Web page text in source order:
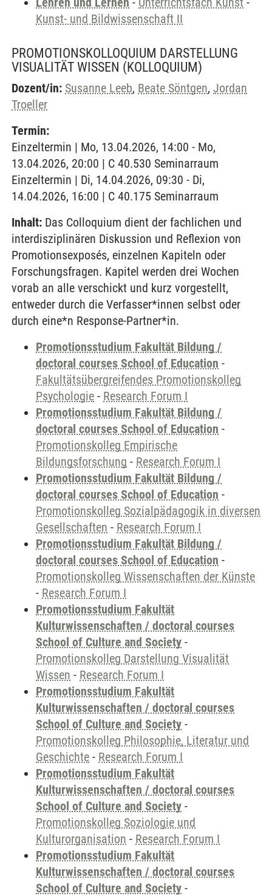
Kunst- und Bildwissenschaft II
PROMOTIONSKOLLOQUIUM DARSTELLUNG
VISUALITÄT WISSEN (KOLLOQUIUM)
Dozent/in: Susanne Leeb, Beate Söntgen, Jordan
Troeller
Termin:
Einzeltermin | Mo, 13.04.2026, 14:00 - Mo,
13.04.2026, 20:00 | C 40.530 Seminarraum
Einzeltermin | Di, 14.04.2026, 09:30 - Di,
14.04.2026, 16:00 | C 40.175 Seminarraum
Inhalt: Das Colloquium dient der fachlichen und
interdisziplinären Diskussion und Reflexion von
Promotionsexposés, einzelnen Kapiteln oder
Forschungsfragen. Kapitel werden drei Wochen
vorab an alle verschickt und kurz vorgestellt,
entweder durch die Verfasser*innen selbst oder
durch eine*n Response-Partner*in.
Promotionsstudium Fakultät Bildung /
doctoral courses School of Education -
Fakultätsübergreifendes Promotionskolleg
Psychologie - Research Forum I
Promotionsstudium Fakultät Bildung /
doctoral courses School of Education -
Promotionskolleg Empirische
Bildungsforschung - Research Forum I
Promotionsstudium Fakultät Bildung /
doctoral courses School of Education -
Promotionskolleg Sozialpädagogik in diversen
Gesellschaften - Research Forum I
Promotionsstudium Fakultät Bildung /
doctoral courses School of Education -
Promotionskolleg Wissenschaften der Künste
- Research Forum I
Promotionsstudium Fakultät
Kulturwissenschaften / doctoral courses
School of Culture and Society -
Promotionskolleg Darstellung Visualität
Wissen - Research Forum I
Promotionsstudium Fakultät
Kulturwissenschaften / doctoral courses
School of Culture and Society -
Promotionskolleg Philosophie, Literatur und
Geschichte - Research Forum I
Promotionsstudium Fakultät
Kulturwissenschaften / doctoral courses
School of Culture and Society -
Promotionskolleg Soziologie und
Kulturorganisation - Research Forum I
Promotionsstudium Fakultät
Kulturwissenschaften / doctoral courses
School of Culture and Society -